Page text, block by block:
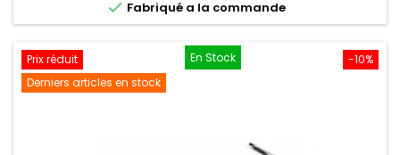
 Fabriqué a la commande
-10%
Prix réduit
En Stock
Derniers articles en stock